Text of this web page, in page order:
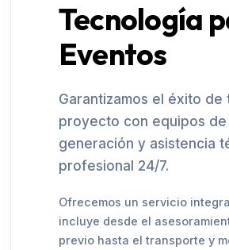
Tecnología
Eventos
Garantizamos el éxito de
proyecto con equipos de
generación y asistencia
profesional 24/7.
Ofrecemos un servicio
incluye desde el
previo hasta el transporte y